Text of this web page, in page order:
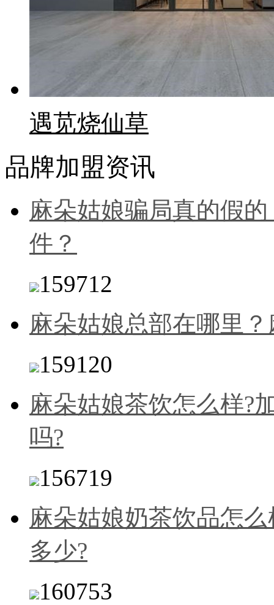
遇苋烧仙草
品牌加盟资讯
麻朵姑娘骗局真的假
件？
159712
麻朵姑娘总部在哪里
159120
麻朵姑娘茶饮怎么样?
吗?
156719
麻朵姑娘奶茶饮品怎
多少?
160753